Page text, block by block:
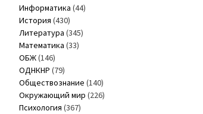
Информатика (44)
История (430)
Литература (345)
Математика (33)
ОБЖ(146)
ОДНКНР (79)
Обществознание (140)
Окружающий мир (226)
Психология (367)